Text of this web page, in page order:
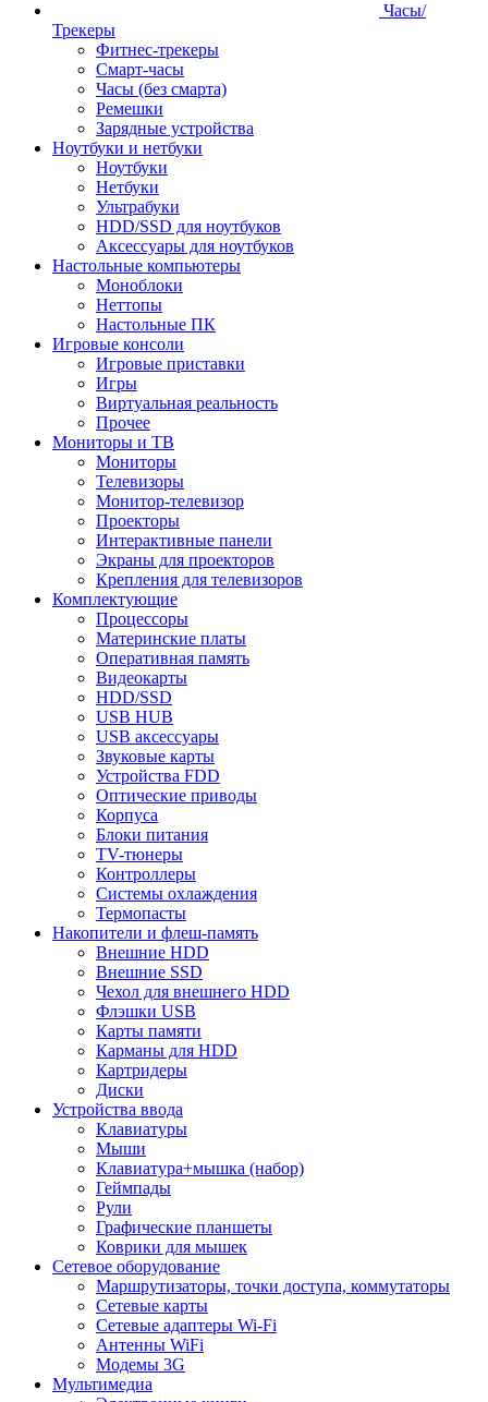
Часы/
Трекеры
Фитнес-трекеры
Смарт-часы
Часы (без смарта)
Ремешки
Зарядные устройства
Ноутбуки и нетбуки
Ноутбуки
Нетбуки
Ультрабуки
HDD/SSD для ноутбуков
Аксессуары для ноутбуков
Настольные компьютеры
Моноблоки
Неттопы
Настольные ПК
Игровые консоли
Игровые приставки
Игры
Виртуальная реальность
Прочее
Мониторы и ТВ
Мониторы
Телевизоры
Монитор-телевизор
Проекторы
Интерактивные панели
Экраны для проекторов
Крепления для телевизоров
Комплектующие
Процессоры
Материнские платы
Оперативная память
Видеокарты
HDD/SSD
USB HUB
USB аксессуары
Звуковые карты
Устройства FDD
Оптические приводы
Корпуса
Блоки питания
TV-тюнеры
Контроллеры
Системы охлаждения
Термопасты
Накопители и флеш-память
Внешние HDD
Внешние SSD
Чехол для внешнего HDD
Флэшки USB
Карты памяти
Карманы для HDD
Картридеры
Диски
Устройства ввода
Клавиатуры
Мыши
Клавиатура+мышка (набор)
Геймпады
Рули
Графические планшеты
Коврики для мышек
Сетевое оборудование
Маршрутизаторы, точки доступа, коммутаторы
Сетевые карты
Сетевые адаптеры Wi-Fi
Антенны WiFi
Модемы 3G
Мультимедиа